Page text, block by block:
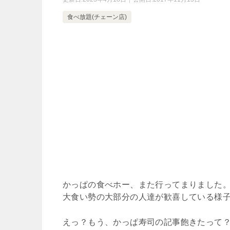
食べ放題(チェーン店)
かっぱの食べホー、また行ってまりました。
大食い勢の大部分の人達が歓喜している様子
えっ？もう、かっぱ寿司の記事飽きたって？